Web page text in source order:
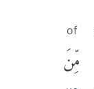
of
مِّنَ